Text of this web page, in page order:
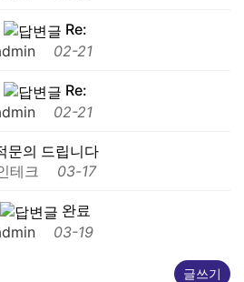
Re:
02-21
Re:
02-21
문의 드립니다
테크
03-17
완료
03-19
글쓰기